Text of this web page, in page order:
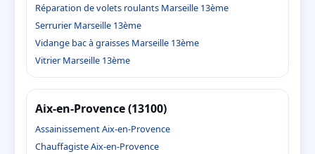
Réparation de volets roulants Marseille 13ème
Serrurier Marseille 13ème
Vidange bac à graisses Marseille 13ème
Vitrier Marseille 13ème
Aix-en-Provence (13100)
Assainissement Aix-en-Provence
Chauffagiste Aix-en-Provence